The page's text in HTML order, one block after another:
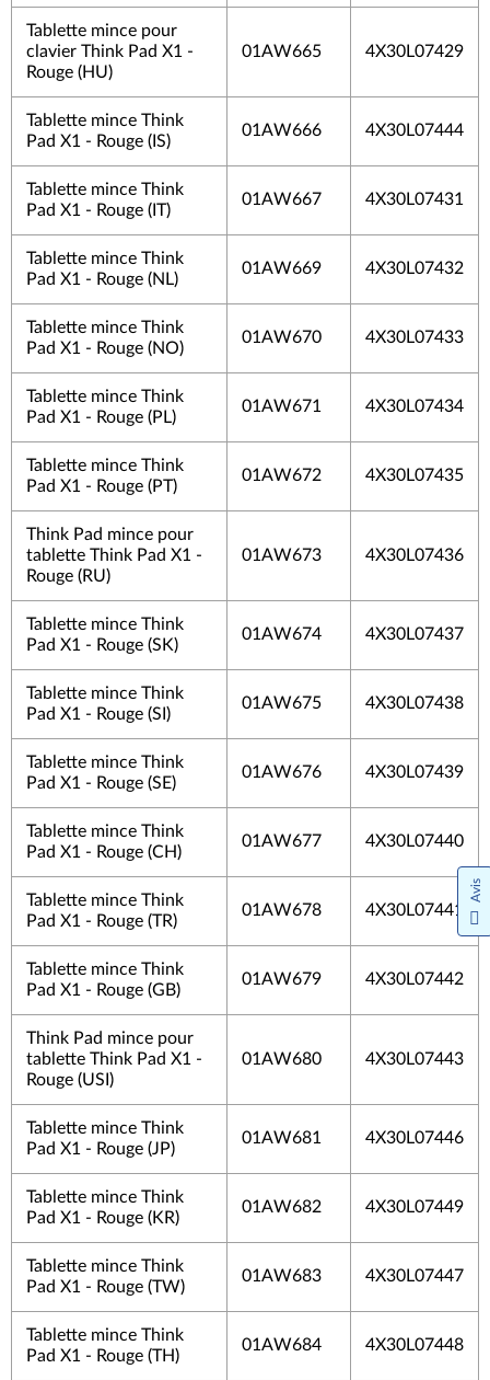
Tablette mince pour
clavier Think Pad X1 -
Rouge (HU)
01AW665 4X30L07429
Tablette mince Think
Pad X1 - Rouge (IS)
01AW666 4X30L07444
Tablette mince Think
Pad X1 - Rouge (IT)
01AW667 4X30L07431
Tablette mince Think
Pad X1 - Rouge (NL)
01AW669 4X30L07432
Tablette mince Think
Pad X1 - Rouge (NO)
01AW670 4X30L07433
Tablette mince Think
Pad X1 - Rouge (PL)
01AW671 4X30L07434
Tablette mince Think
Pad X1 - Rouge (PT)
01AW672 4X30L07435
Think Pad mince pour
tablette Think Pad X1 -
Rouge (RU)
01AW673 4X30L07436
Tablette mince Think
Pad X1 - Rouge (SK)
01AW674 4X30L07437
Tablette mince Think
Pad X1 - Rouge (SI)
01AW675 4X30L07438
Tablette mince Think
Pad X1 - Rouge (SE)
01AW676 4X30L07439
Tablette mince Think
Pad X1 - Rouge (CH)
01AW677 4X30L07440
Tablette mince Think
Pad X1 - Rouge (TR)
01AW678 4X30L07441
Tablette mince Think
Pad X1 - Rouge (GB)
01AW679 4X30L07442
Think Pad mince pour
tablette Think Pad X1 -
Rouge (USI)
01AW680 4X30L07443
Tablette mince Think
Pad X1 - Rouge (JP)
01AW681 4X30L07446
Tablette mince Think
Pad X1 - Rouge (KR)
01AW682 4X30L07449
Tablette mince Think
Pad X1 - Rouge (TW)
01AW683 4X30L07447
Tablette mince Think
Pad X1 - Rouge (TH)
01AW684 4X30L07448
Avis